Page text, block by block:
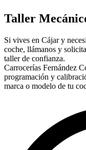
Taller
Si vives en Cájar y
coche, llámanos y
taller de confianza.
Carrocerías Fernández
programación y
marca o modelo de tu